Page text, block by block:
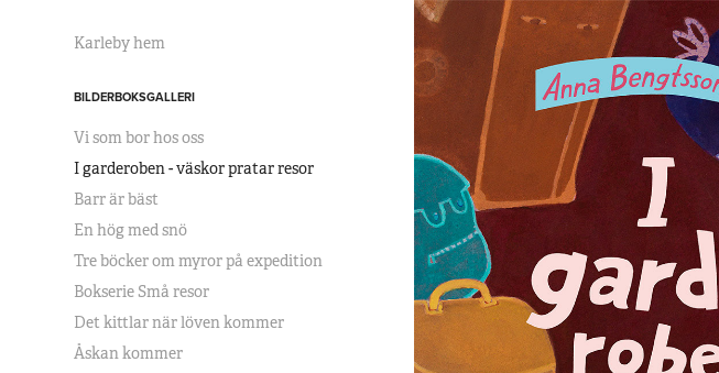
Karleby hem
BILDERBOKSGALLERI
Vi som bor hos oss
I garderoben - väskor pratar resor
Barr är bäst
En hög med snö
Tre böcker om myror på expedition
Bokserie Små resor
Det kittlar när löven kommer
Åskan kommer